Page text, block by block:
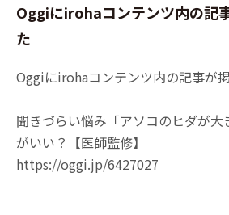
Oggiにirohaコンテンツ内の記
た
Oggiにirohaコンテンツ内の記事が
聞きづらい悩み「アソコのヒダが
がいい？【医師監修】
https://oggi.jp/6427027